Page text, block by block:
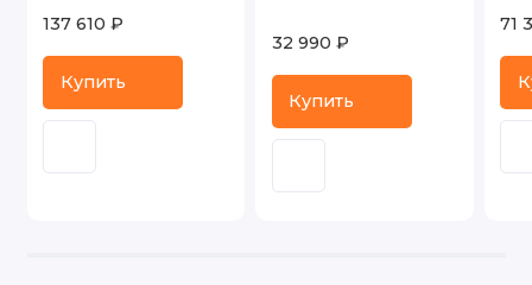
137 610 ₽
Купить
32 990 ₽
Купить
71